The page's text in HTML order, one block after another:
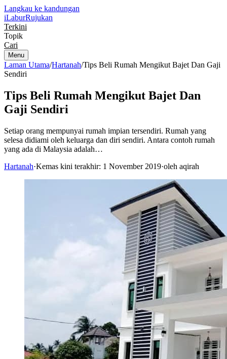
Langkau ke kandungan
iLaburRujukan
Terkini
Topik
Cari
Menu
Laman Utama/Hartanah/Tips Beli Rumah Mengikut Bajet Dan Gaji
Sendiri
Tips Beli Rumah Mengikut Bajet Dan
Gaji Sendiri
Setiap orang mempunyai rumah impian tersendiri. Rumah yang
selesa didiami oleh keluarga dan diri sendiri. Antara contoh rumah
yang ada di Malaysia adalah…
Hartanah·Kemas kini terakhir: 1 November 2019·oleh aqirah